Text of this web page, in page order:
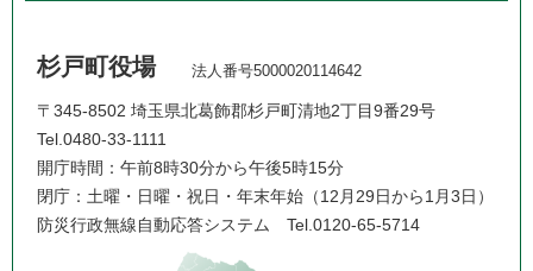
杉戸町役場 法人番号5000020114642
〒345-8502 埼玉県北葛飾郡杉戸町清地2丁目9番29号
Tel.0480-33-1111
開庁時間：午前8時30分から午後5時15分
閉庁：土曜・日曜・祝日・年末年始（12月29日から1月3日）
防災行政無線自動応答システム Tel.0120-65-5714